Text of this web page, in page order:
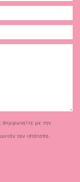
συμφωνείτε με την
τον ιστότοπο.